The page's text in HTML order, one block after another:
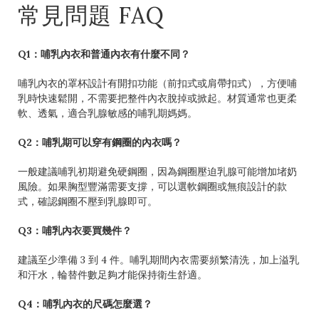
常見問題 FAQ
Q1：哺乳內衣和普通內衣有什麼不同？
哺乳內衣的罩杯設計有開扣功能（前扣式或肩帶扣式），方便哺
乳時快速鬆開，不需要把整件內衣脫掉或掀起。材質通常也更柔
軟、透氣，適合乳腺敏感的哺乳期媽媽。
Q2：哺乳期可以穿有鋼圈的內衣嗎？
一般建議哺乳初期避免硬鋼圈，因為鋼圈壓迫乳腺可能增加堵奶
風險。如果胸型豐滿需要支撐，可以選軟鋼圈或無痕設計的款
式，確認鋼圈不壓到乳腺即可。
Q3：哺乳內衣要買幾件？
建議至少準備 3 到 4 件。哺乳期間內衣需要頻繁清洗，加上溢乳
和汗水，輪替件數足夠才能保持衛生舒適。
Q4：哺乳內衣的尺碼怎麼選？